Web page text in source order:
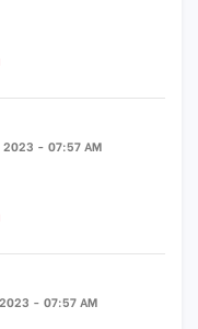
2023 - 07:57 AM
- 07:57 AM